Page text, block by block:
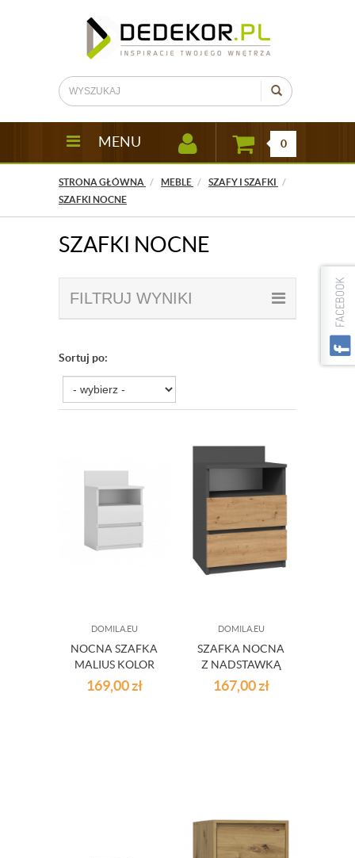
MENU 0
STRONA GŁÓWNA MEBLE
SZAFY I SZAFKI
SZAFKI NOCNE
SZAFKI NOCNE
FILTRUJ WYNIKI
Sortuj po:
DOMILA.EU
NOCNA SZAFKA
MALIUS KOLOR
BIAŁY
169,00zł
DOMILA.EU
SZAFKA NOCNA
Z NADSTAWKĄ
DĄD ANTRACYT
167,00zł